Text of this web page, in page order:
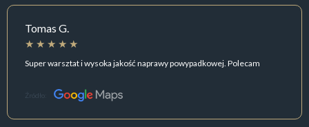
Tomas G.
Super warsztat i wysoka jakość naprawy powypadkowej. Polecam
Źródło: